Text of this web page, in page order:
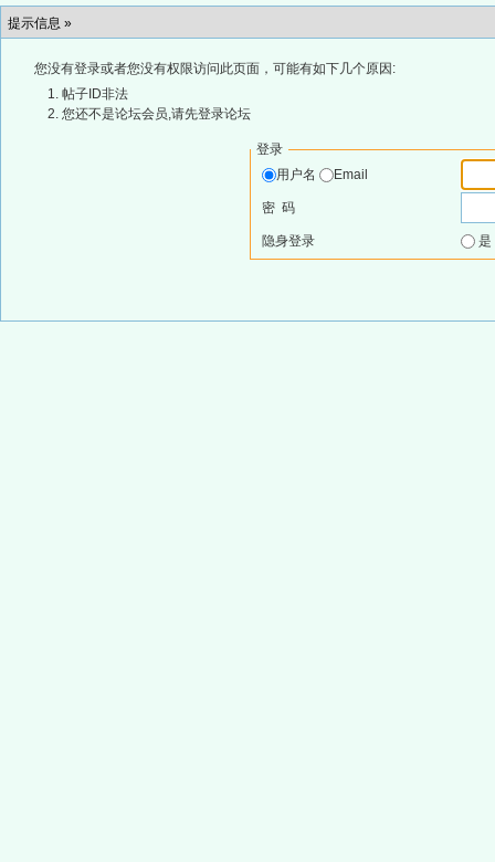
提示信息 »
您没有登录或者您没有权限访问此页面，可能有如下几个原因:
帖子ID非法
您还不是论坛会员,请先登录论坛
登录
用户名
Email
密 码
隐身登录